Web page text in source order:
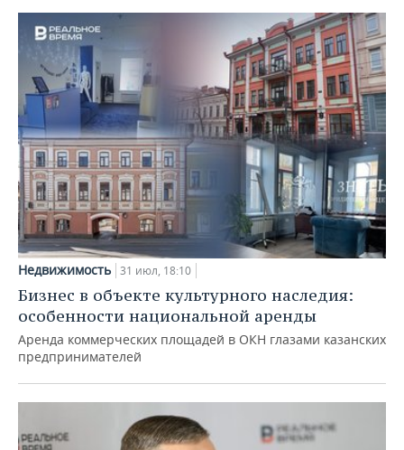
Недвижимость 31 июл, 18:10
Бизнес в объекте культурного наследия:
особенности национальной аренды
Аренда коммерческих площадей в ОКН глазами казанских
предпринимателей